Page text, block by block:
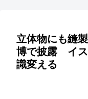
立体物にも縫
博で披露 イス
識変える